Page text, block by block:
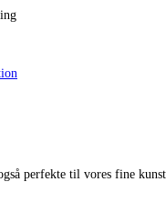
perfekte til vores fine